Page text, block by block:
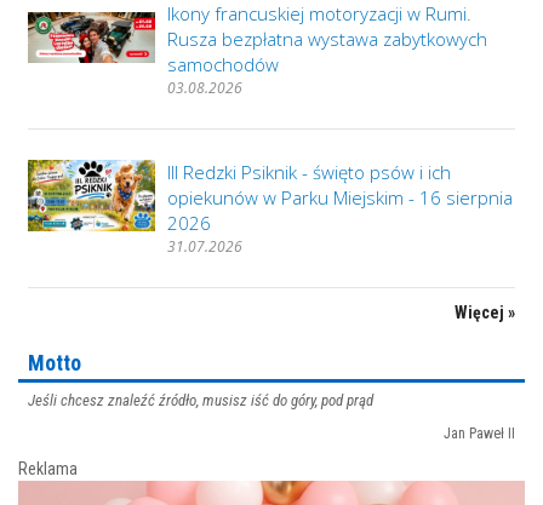
Ikony francuskiej motoryzacji w Rumi.
Rusza bezpłatna wystawa zabytkowych
samochodów
03.08.2026
III Redzki Psiknik - święto psów i ich
opiekunów w Parku Miejskim - 16 sierpnia
2026
31.07.2026
Więcej »
Motto
Jeśli chcesz znaleźć źródło, musisz iść do góry, pod prąd
Jan Paweł II
Reklama